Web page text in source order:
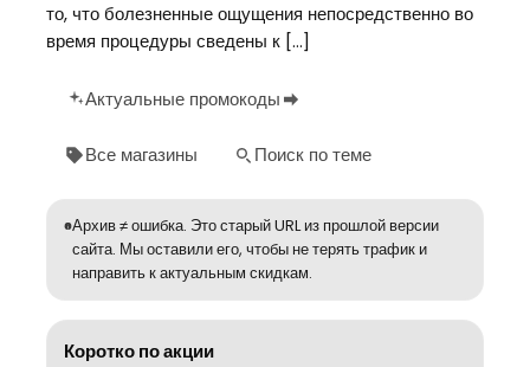
то, что болезненные ощущения непосредственно во
время процедуры сведены к […]
Актуальные промокоды
Все магазины Поиск по теме
Архив ≠ ошибка. Это старый URL из прошлой версии
сайта. Мы оставили его, чтобы не терять трафик и
направить к актуальным скидкам.
Коротко по акции